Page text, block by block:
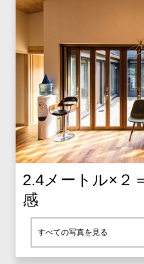
2.4メートル×２
感
すべての写真を見る